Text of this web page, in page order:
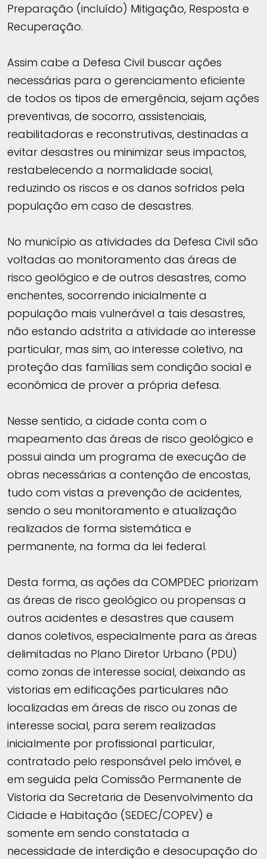
Preparação (incluído) Mitigação, Resposta e
Recuperação.
Assim cabe a Defesa Civil buscar ações
necessárias para o gerenciamento eficiente
de todos os tipos de emergência, sejam ações
preventivas, de socorro, assistenciais,
reabilitadoras e reconstrutivas, destinadas a
evitar desastres ou minimizar seus impactos,
restabelecendo a normalidade social,
reduzindo os riscos e os danos sofridos pela
população em caso de desastres.
No município as atividades da Defesa Civil são
voltadas ao monitoramento das áreas de
risco geológico e de outros desastres, como
enchentes, socorrendo inicialmente a
população mais vulnerável a tais desastres,
não estando adstrita a atividade ao interesse
particular, mas sim, ao interesse coletivo, na
proteção das famílias sem condição social e
econômica de prover a própria defesa.
Nesse sentido, a cidade conta com o
mapeamento das áreas de risco geológico e
possui ainda um programa de execução de
obras necessárias a contenção de encostas,
tudo com vistas a prevenção de acidentes,
sendo o seu monitoramento e atualização
realizados de forma sistemática e
permanente, na forma da lei federal.
Desta forma, as ações da COMPDEC priorizam
as áreas de risco geológico ou propensas a
outros acidentes e desastres que causem
danos coletivos, especialmente para as áreas
delimitadas no Plano Diretor Urbano (PDU)
como zonas de interesse social, deixando as
vistorias em edificações particulares não
localizadas em áreas de risco ou zonas de
interesse social, para serem realizadas
inicialmente por profissional particular,
contratado pelo responsável pelo imóvel, e
em seguida pela Comissão Permanente de
Vistoria da Secretaria de Desenvolvimento da
Cidade e Habitação (SEDEC/COPEV) e
somente em sendo constatada a
necessidade de interdição e desocupação do